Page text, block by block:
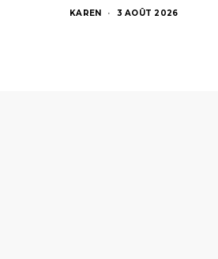
KAREN 3 AOÛT 2026